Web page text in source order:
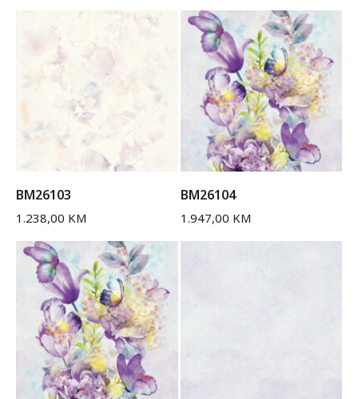
BM26103
1.238,00 KM
BM26104
1.947,00 KM